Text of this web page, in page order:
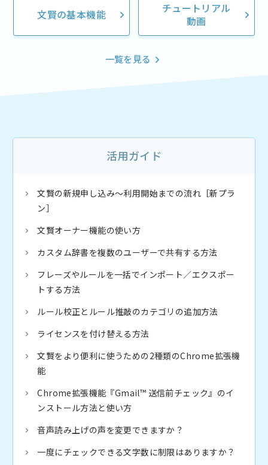
文賢の基本機能
チュートリアル
動画
一覧を見る
活用ガイド
文賢の新規申し込み〜利用開始までの流れ［新プラ
ン］
文賢オーナー機能の使い方
カスタム辞書を複数のユーザーで共有する方法
フレーズやルールを一括でインポート／エクスポー
トする方法
ルール校正とルール推敲のカテゴリの追加方法
ライセンスを付け替える方法
文賢をより便利に使うための2種類のChrome拡張機
能
Chrome拡張機能『Gmail™ 送信前チェック』のイ
ンストール方法と使い方
音声読み上げの声を変更できますか？
一度にチェックできる文字数に制限はありますか？